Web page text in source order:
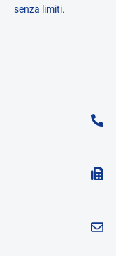
senza limiti.